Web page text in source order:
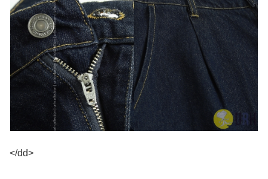
</dd>